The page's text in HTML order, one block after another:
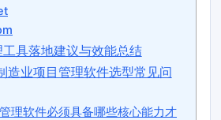
具落地建议与效能总结
造业项目管理软件选型常见问
理软件必须具备哪些核心能力才